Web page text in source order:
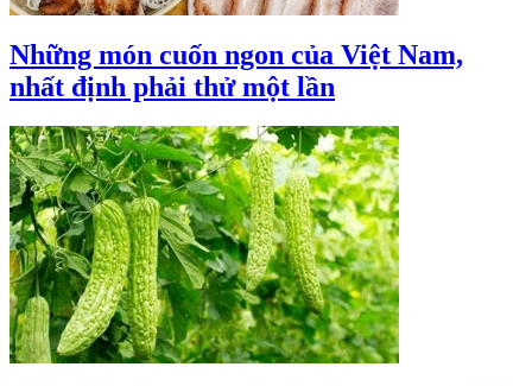
Những món cuốn ngon của Việt Nam,
nhất định phải thử một lần